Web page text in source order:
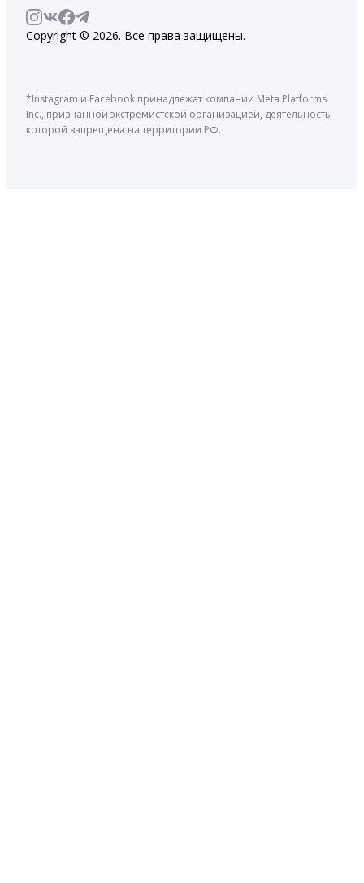
Copyright © 2026. Все права защищены.
*Instagram и Facebook принадлежат компании Meta Platforms
Inc., признанной экстремистской организацией, деятельность
которой запрещена на территории РФ.